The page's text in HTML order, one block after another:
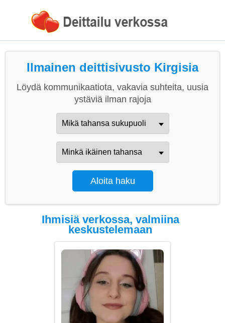
Ilmainen deittisivusto Kirgisia
Löydä kommunikaatiota, vakavia suhteita, uusia
ystäviä ilman rajoja
Ihmisiä verkossa, valmiina
keskustelemaan